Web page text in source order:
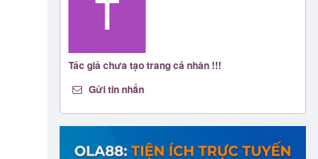
Tác giả chưa tạo trang cá nhân !!!
Gửi tin nhắn